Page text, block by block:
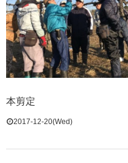
本剪定
2017-12-20(Wed)